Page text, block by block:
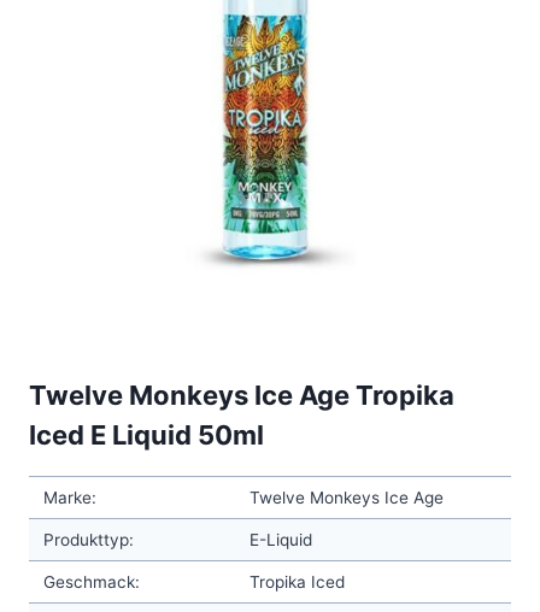
Twelve Monkeys Ice Age Tropika
Iced E Liquid 50ml
Marke: Twelve Monkeys Ice Age
Produkttyp: E-Liquid
Geschmack: Tropika Iced